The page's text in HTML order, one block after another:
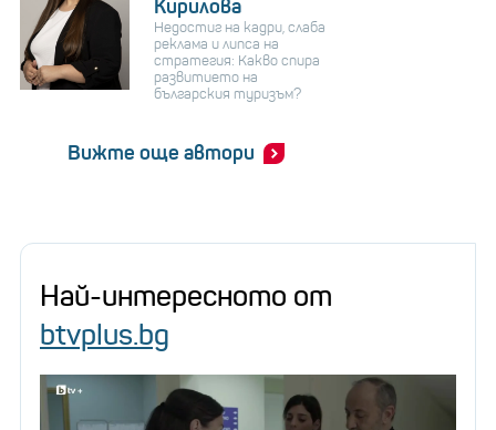
Кирилова
Недостиг на кадри, слаба
реклама и липса на
стратегия: Какво спира
развитието на
българския туризъм?
Вижте още автори
Най-интересното от
btvplus.bg